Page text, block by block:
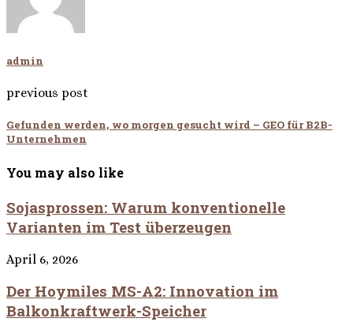
admin
previous post
Gefunden werden, wo morgen gesucht wird – GEO für B2B-
Unternehmen
You may also like
Sojasprossen: Warum konventionelle
Varianten im Test überzeugen
April 6, 2026
Der Hoymiles MS-A2: Innovation im
Balkonkraftwerk-Speicher